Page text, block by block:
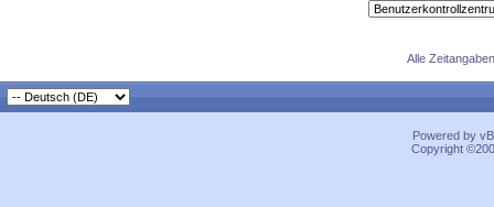
Alle
Powered by
Copyright